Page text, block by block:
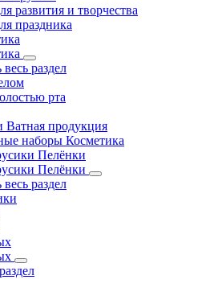
развития и творчества
праздника
раздел
рта
Ватная продукция
наборы Косметика
Пелёнки
Пелёнки
раздел